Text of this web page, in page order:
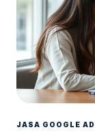
JASA GOOGLE